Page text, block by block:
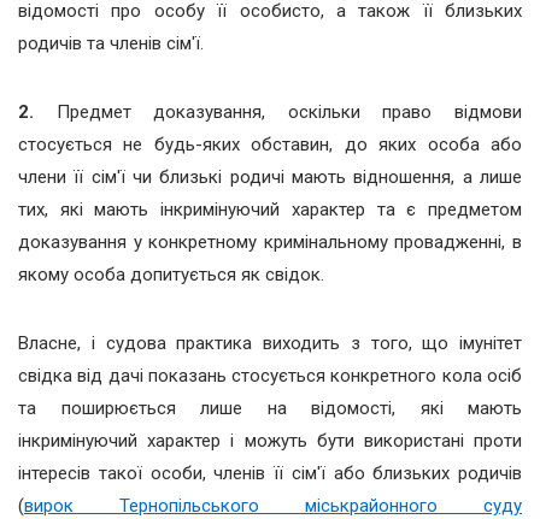
відомості про особу її особисто, а також її близьких
родичів та членів сім'ї.
2. Предмет доказування, оскільки право відмови
стосується не будь-яких обставин, до яких особа або
члени її сім'ї чи близькі родичі мають відношення, а лише
тих, які мають інкримінуючий характер та є предметом
доказування у конкретному кримінальному провадженні, в
якому особа допитується як свідок.
Власне, і судова практика виходить з того, що імунітет
свідка від дачі показань стосується конкретного кола осіб
та поширюється лише на відомості, які мають
інкримінуючий характер і можуть бути використані проти
інтересів такої особи, членів її сім'ї або близьких родичів
(вирок Тернопільського міськрайонного суду